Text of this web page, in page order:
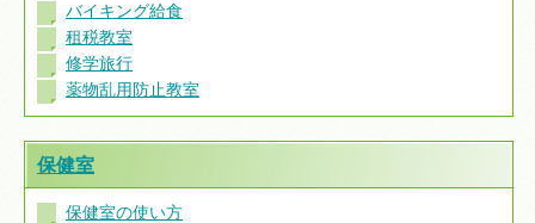
バイキング給食
租税教室
修学旅行
薬物乱用防止教室
保健室
保健室の使い方